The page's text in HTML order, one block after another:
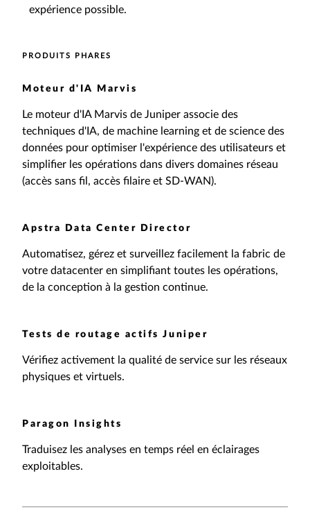
expérience possible.
PRODUITS PHARES
Moteur d'IA Marvis
Le moteur d'IA Marvis de Juniper associe des
techniques d'IA, de machine learning et de science des
données pour optimiser l'expérience des utilisateurs et
simplifier les opérations dans divers domaines réseau
(accès sans fil, accès filaire et SD-WAN).
Apstra Data Center Director
Automatisez, gérez et surveillez facilement la fabric de
votre datacenter en simplifiant toutes les opérations,
de la conception à la gestion continue.
Tests de routage actifs Juniper
Vérifiez activement la qualité de service sur les réseaux
physiques et virtuels.
Paragon Insights
Traduisez les analyses en temps réel en éclairages
exploitables.